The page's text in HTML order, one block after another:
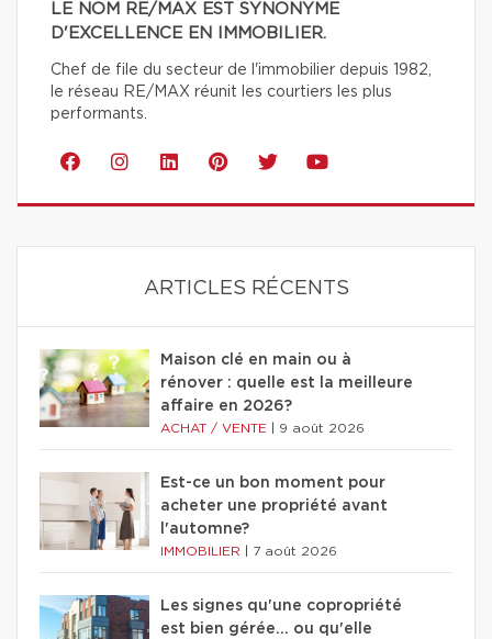
LE NOM RE/MAX EST SYNONYME
D'EXCELLENCE EN IMMOBILIER.
Chef de file du secteur de l'immobilier depuis 1982,
le réseau RE/MAX réunit les courtiers les plus
performants.
ARTICLES RÉCENTS
Maison clé en main ou à
rénover : quelle est la meilleure
affaire en 2026?
ACHAT / VENTE 9 août 2026
Est-ce un bon moment pour
acheter une propriété avant
l'automne?
IMMOBILIER 7 août 2026
Les signes qu'une copropriété
est bien gérée… ou qu'elle